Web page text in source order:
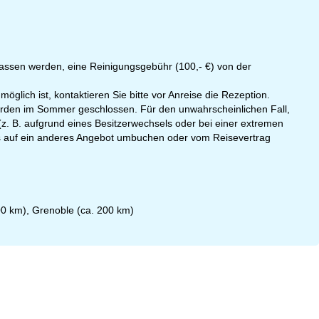
werden, eine Reinigungsgebühr (100,- €) von der
ist, kontaktieren Sie bitte vor Anreise die Rezeption.
im Sommer geschlossen. Für den unwahrscheinlichen Fall,
B. aufgrund eines Besitzerwechsels oder bei einer extremen
ein anderes Angebot umbuchen oder vom Reisevertrag
km), Grenoble (ca. 200 km)